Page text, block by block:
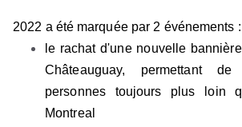
2022 a été marquée par 2 événements :
le rachat d'une nouvelle
Châteauguay, permettant
personnes toujours plus loin
Montreal